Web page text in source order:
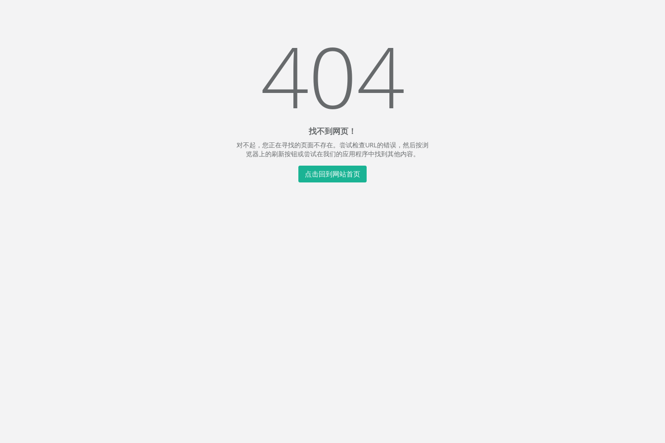
404
找不到网页！
对不起，您正在寻找的页面不存在。尝试检查URL的错误，然后按浏
览器上的刷新按钮或尝试在我们的应用程序中找到其他内容。
点击回到网站首页